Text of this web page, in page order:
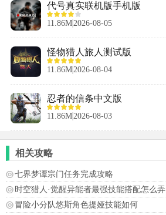
代号真实联机版手机版
11.86M2026-08-05
怪物猎人旅人测试版
11.86M2026-08-04
忍者的信条中文版
11.86M2026-08-03
相关攻略
七界梦谭宗门任务完成攻略
时空猎人·觉醒异能者最强技能搭配怎么弄
冒险小分队悠斯角色提娅技能如何